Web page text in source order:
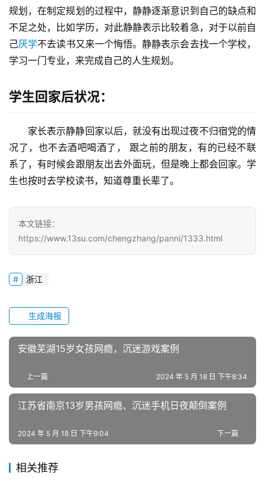
量
校
园
生
中
心
教
心
长
心
全
国
年
叛
专
规划，在制定规划的过程中，静静逐渐意识到自己的缺点和
不足之处，比如学历，对此静静表示比较着急，对于以前自
己厌学不去读书又来一个悔悟。静静表示会去找一个学校，
学习一门专业，来完成自己的人生规划。
学生回家后状况：
家长表示静静回家以后，就没有出现过夜不归宿党的情
况了，也不去酒吧喝酒了， 跟之前的朋友，有的已经不联
系了，有时候会跟朋友出去外面玩，但是晚上都会回家。学
生也按时去学校读书，知道尊重长辈了。
本文链接：
https://www.13su.com/chengzhang/panni/1333.html
浙江
生成海报
安徽芜湖15岁女孩网瘾，沉迷游戏案例
上一篇 2024 年 5 月 18 日 下午8:34
江苏省南京13岁男孩网瘾、沉迷手机日夜颠倒案例
下一篇
2024 年 5 月 18 日 下午9:04
相关推荐